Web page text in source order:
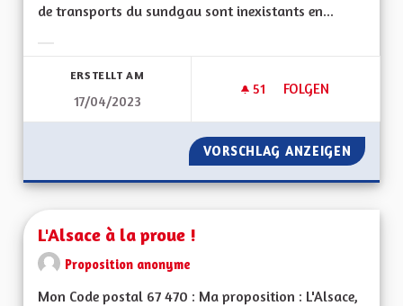
de transports du sundgau sont inexistants en...
ERSTELLT AM
17/04/2023
51 51 FOLLOWER
FOLGEN
RÉSEAUX
VORSCHLAG ANZEIGEN
L'Alsace à la proue !
Proposition anonyme
Mon Code postal 67 470 : Ma proposition : L'Alsace,